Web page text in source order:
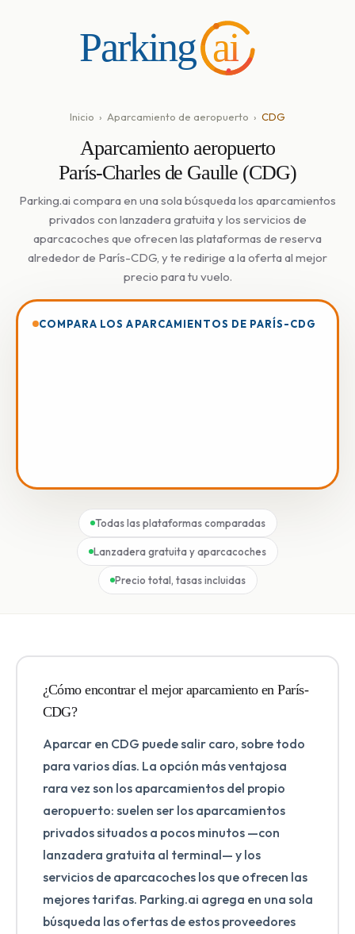
Parking ai
Inicio › Aparcamiento de aeropuerto › CDG
Aparcamiento aeropuerto
París-Charles de Gaulle (CDG)
Parking.ai compara en una sola búsqueda los aparcamientos
privados con lanzadera gratuita y los servicios de
aparcacoches que ofrecen las plataformas de reserva
alrededor de París-CDG, y te redirige a la oferta al mejor
precio para tu vuelo.
COMPARA LOS APARCAMIENTOS DE PARÍS-CDG
Todas las plataformas comparadas
Lanzadera gratuita y aparcacoches
Precio total, tasas incluidas
¿Cómo encontrar el mejor aparcamiento en París-
CDG?
Aparcar en CDG puede salir caro, sobre todo
para varios días. La opción más ventajosa
rara vez son los aparcamientos del propio
aeropuerto: suelen ser los aparcamientos
privados situados a pocos minutos —con
lanzadera gratuita al terminal— y los
servicios de aparcacoches los que ofrecen las
mejores tarifas. Parking.ai agrega en una sola
búsqueda las ofertas de estos proveedores